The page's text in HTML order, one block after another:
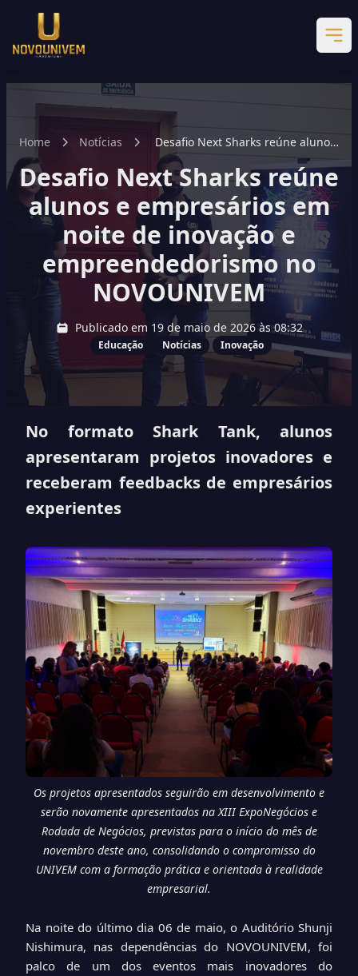
Home Notícias
Desafio Next Sharks reúne alunos
e empresários em noite de
inovação e empreendedorismo no
NOVOUNIVEM
Desafio Next Sharks reúne
alunos e empresários em
noite de inovação e
empreendedorismo no
NOVOUNIVEM
Publicado em 19 de maio de 2026 às 08:32
Educação Notícias Inovação
No formato Shark Tank, alunos
apresentaram projetos inovadores e
receberam feedbacks de empresários
experientes
Os projetos apresentados seguirão em desenvolvimento e
serão novamente apresentados na XIII ExpoNegócios e
Rodada de Negócios, previstas para o início do mês de
novembro deste ano, consolidando o compromisso do
UNIVEM com a formação prática e orientada à realidade
empresarial.
Na noite do último dia 06 de maio, o Auditório Shunji
Nishimura, nas dependências do NOVOUNIVEM, foi
palco de um dos eventos mais inovadores do